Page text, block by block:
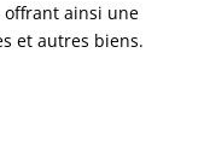
ainsi une
et autres biens.